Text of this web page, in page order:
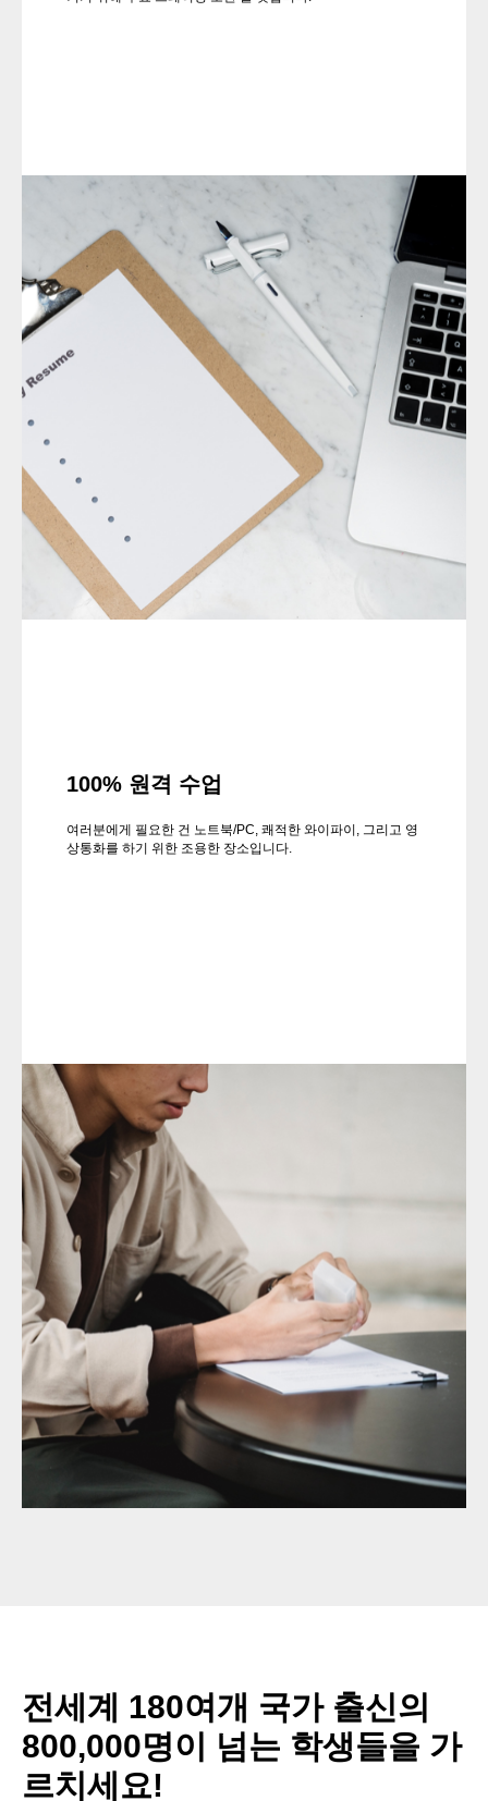
100% 원격 수업
여러분에게 필요한 건 노트북/PC, 쾌적한 와이파이, 그리고 영
상통화를 하기 위한 조용한 장소입니다.
전세계 180여개 국가 출신의
800,000명이 넘는 학생들을 가
르치세요!